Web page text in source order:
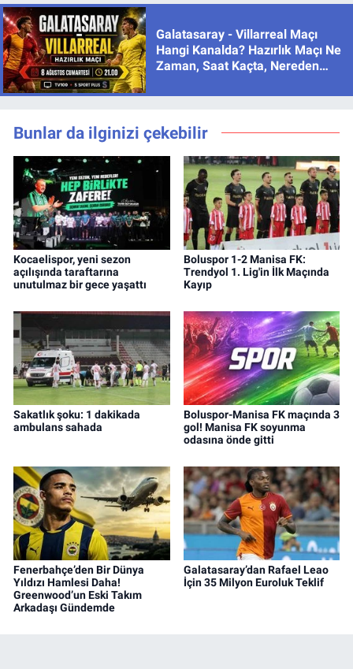
Galatasaray - Villarreal Maçı
Hangi Kanalda? Hazırlık Maçı Ne
Zaman, Saat Kaçta, Nereden
Bunlar da ilginizi çekebilir
Kocaelispor, yeni sezon
açılışında taraftarına
unutulmaz bir gece yaşattı
Boluspor 1-2 Manisa FK:
Trendyol 1. Lig'in İlk Maçında
Kayıp
Sakatlık şoku: 1 dakikada
ambulans sahada
Boluspor-Manisa FK maçında 3
gol! Manisa FK soyunma
odasına önde gitti
Fenerbahçe’den Bir Dünya
Yıldızı Hamlesi Daha!
Greenwood’un Eski Takım
Arkadaşı Gündemde
Galatasaray’dan Rafael Leao
İçin 35 Milyon Euroluk Teklif